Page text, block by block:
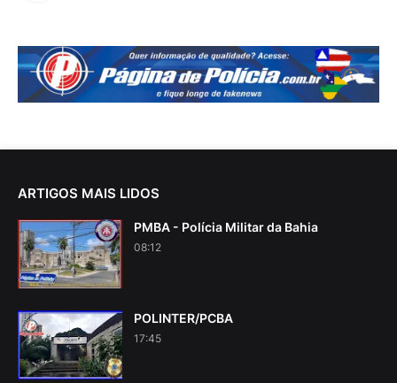
ARTIGOS MAIS LIDOS
PMBA - Polícia Militar da Bahia
08:12
POLINTER/PCBA
17:45